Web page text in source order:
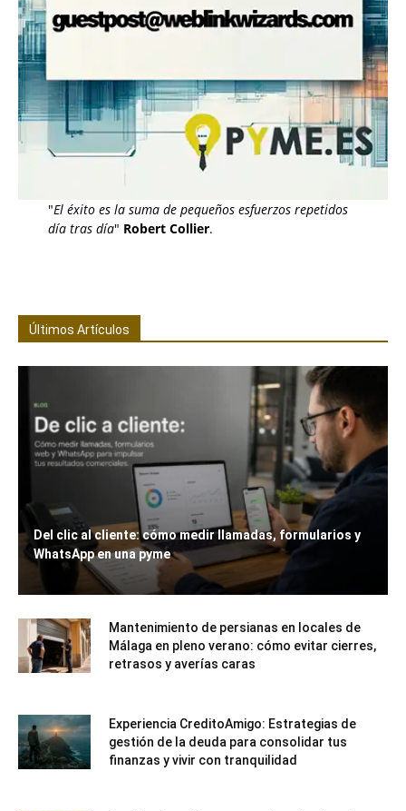
"El éxito es la suma de pequeños esfuerzos repetidos
día tras día" Robert Collier.
Últimos Artículos
Del clic al cliente: cómo medir llamadas, formularios y
WhatsApp en una pyme
Mantenimiento de persianas en locales de
Málaga en pleno verano: cómo evitar cierres,
retrasos y averías caras
Experiencia CreditoAmigo: Estrategias de
gestión de la deuda para consolidar tus
finanzas y vivir con tranquilidad